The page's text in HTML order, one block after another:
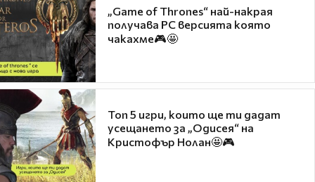
„Game of Thrones“ най-накрая
получава PC версията която
чакахме🎮🤩
Топ 5 игри, които ще ти дадат
усещането за „Одисея“ на
Кристофър Нолан🤩🎮